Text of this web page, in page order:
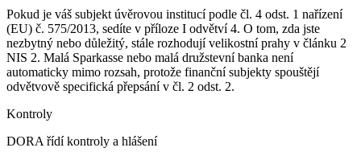
Pokud je váš subjekt úvěrovou institucí podle čl. 4 odst. 1 nařízení
(EU) č. 575/2013, sedíte v příloze I odvětví 4. O tom, zda jste
nezbytný nebo důležitý, stále rozhodují velikostní prahy v článku 2
NIS 2. Malá Sparkasse nebo malá družstevní banka není
automaticky mimo rozsah, protože finanční subjekty spouštějí
odvětvově specifická přepsání v čl. 2 odst. 2.
Kontroly
DORA řídí kontroly a hlášení